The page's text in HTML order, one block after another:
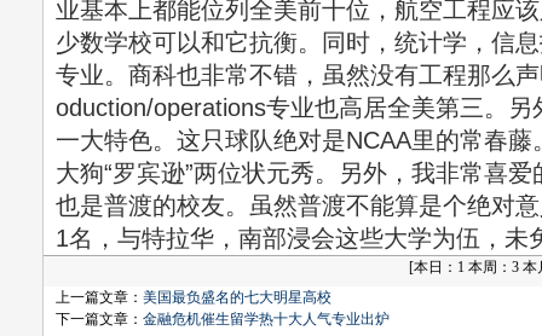
业基本上都能位列全美前十位，航空工程应
少数学校可以和它抗衡。同时，统计学，信
专业。商科也非常不错，虽然没有工程那么
oduction/operations专业也高居全美第三。
一大特色。这只球队绝对是NCAA里的常春
大狗“罗宾逊”两位状元秀。另外，我非常喜
也是普渡的校友。虽然普渡不能算是个绝对
1名，与特拉华，南部浸会这些大学为伍，未
[本日：1 本周：3
上一篇文章： 美国最负盛名的七大明星高校
下一篇文章： 金融危机催生留学热十大人气专业出炉